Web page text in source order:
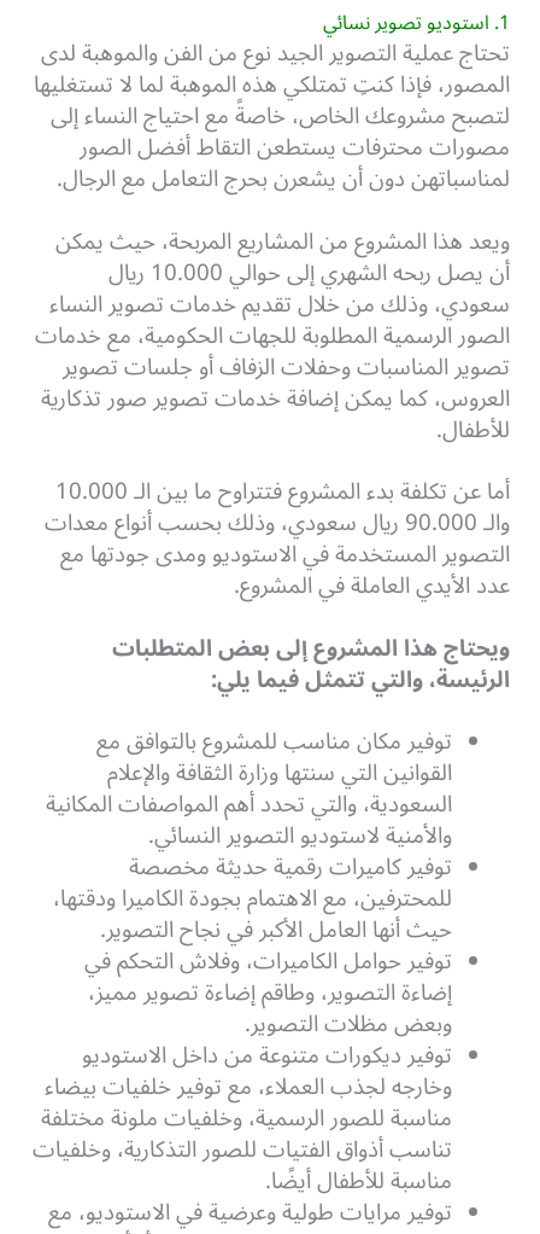
1. استوديو تصوير نسائي
تحتاج عملية التصوير الجيد نوع من الفن والموهبة لدى
المصور، فإذا كنتِ تمتلكي هذه الموهبة لما لا تستغليها
لتصبح مشروعك الخاص، خاصةً مع احتياج النساء إلى
مصورات محترفات يستطعن التقاط أفضل الصور
لمناسباتهن دون أن يشعرن بحرج التعامل مع الرجال.
ويعد هذا المشروع من المشاريع المربحة، حيث يمكن
أن يصل ربحه الشهري إلى حوالي 10.000 ريال
سعودي، وذلك من خلال تقديم خدمات تصوير النساء
الصور الرسمية المطلوبة للجهات الحكومية، مع خدمات
تصوير المناسبات وحفلات الزفاف أو جلسات تصوير
العروس، كما يمكن إضافة خدمات تصوير صور تذكارية
للأطفال.
أما عن تكلفة بدء المشروع فتتراوح ما بين الـ 10.000
والـ 90.000 ريال سعودي، وذلك بحسب أنواع معدات
التصوير المستخدمة في الاستوديو ومدى جودتها مع
عدد الأيدي العاملة في المشروع.
ويحتاج هذا المشروع إلى بعض المتطلبات
الرئيسة، والتي تتمثل فيما يلي:
توفير مكان مناسب للمشروع بالتوافق مع
القوانين التي سنتها وزارة الثقافة والإعلام
السعودية، والتي تحدد أهم المواصفات المكانية
والأمنية لاستوديو التصوير النسائي.
توفير كاميرات رقمية حديثة مخصصة
للمحترفين، مع الاهتمام بجودة الكاميرا ودقتها،
حيث أنها العامل الأكبر في نجاح التصوير.
توفير حوامل الكاميرات، وفلاش التحكم في
إضاءة التصوير، وطاقم إضاءة تصوير مميز،
وبعض مظلات التصوير.
توفير ديكورات متنوعة من داخل الاستوديو
وخارجه لجذب العملاء، مع توفير خلفيات بيضاء
مناسبة للصور الرسمية، وخلفيات ملونة مختلفة
تناسب أذواق الفتيات للصور التذكارية، وخلفيات
مناسبة للأطفال أيضًا.
توفير مرايات طولية وعرضية في الاستوديو، مع